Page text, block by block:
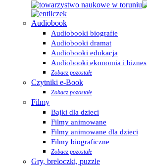
Audiobook
Audiobooki biografie
Audiobooki dramat
Audiobooki edukacja
Audiobooki ekonomia i biznes
Zobacz pozostałe
Czytniki e-Book
Zobacz pozostałe
Filmy
Bajki dla dzieci
Filmy animowane
Filmy animowane dla dzieci
Filmy biograficzne
Zobacz pozostałe
Gry, breloczki, puzzle